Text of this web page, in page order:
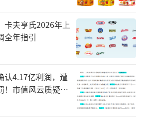
股份有限公司总经理干晓峰先生
卡夫亨氏2026年上
全年指引
认4.17亿利润，遭
！市值风云质疑其
！